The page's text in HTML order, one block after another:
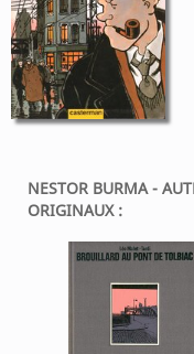
NESTOR BURMA -
ORIGINAUX :